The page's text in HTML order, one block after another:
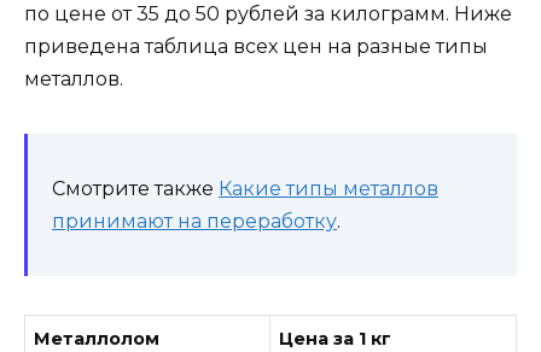
по цене от 35 до 50 рублей за килограмм. Ниже
приведена таблица всех цен на разные типы
металлов.
Смотрите также Какие типы металлов
принимают на переработку.
Металлолом Цена за 1 кг